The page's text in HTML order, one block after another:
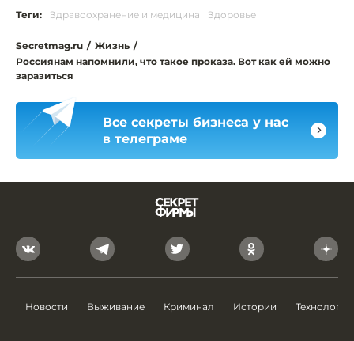
Теги: Здравоохранение и медицина Здоровье
Secretmag.ru / Жизнь /
Россиянам напомнили, что такое проказа. Вот как ей можно
заразиться
Все секреты бизнеса у нас
в телеграме
Новости Выживание Криминал Истории Технологии